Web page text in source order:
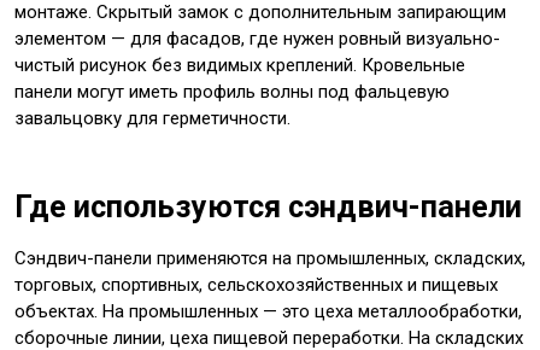
монтаже. Скрытый замок с дополнительным запирающим
элементом — для фасадов, где нужен ровный визуально-
чистый рисунок без видимых креплений. Кровельные
панели могут иметь профиль волны под фальцевую
завальцовку для герметичности.
Где используются сэндвич-панели
Сэндвич-панели применяются на промышленных, складских,
торговых, спортивных, сельскохозяйственных и пищевых
объектах. На промышленных — это цеха металлообработки,
сборочные линии, цеха пищевой переработки. На складских